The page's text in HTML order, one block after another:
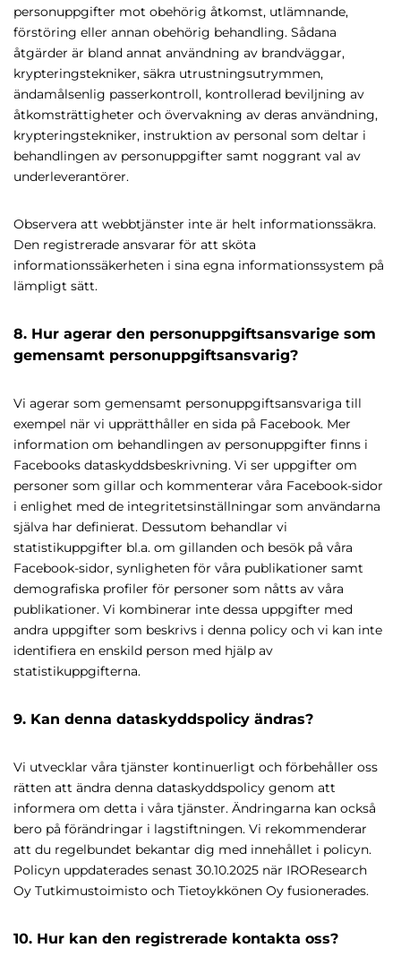
personuppgifter mot obehörig åtkomst, utlämnande,
förstöring eller annan obehörig behandling. Sådana
åtgärder är bland annat användning av brandväggar,
krypteringstekniker, säkra utrustningsutrymmen,
ändamålsenlig passerkontroll, kontrollerad beviljning av
åtkomsträttigheter och övervakning av deras användning,
krypteringstekniker, instruktion av personal som deltar i
behandlingen av personuppgifter samt noggrant val av
underleverantörer.
Observera att webbtjänster inte är helt informationssäkra.
Den registrerade ansvarar för att sköta
informationssäkerheten i sina egna informationssystem på
lämpligt sätt.
8. Hur agerar den personuppgiftsansvarige som
gemensamt personuppgiftsansvarig?
Vi agerar som gemensamt personuppgiftsansvariga till
exempel när vi upprätthåller en sida på Facebook. Mer
information om behandlingen av personuppgifter finns i
Facebooks dataskyddsbeskrivning. Vi ser uppgifter om
personer som gillar och kommenterar våra Facebook-sidor
i enlighet med de integritetsinställningar som användarna
själva har definierat. Dessutom behandlar vi
statistikuppgifter bl.a. om gillanden och besök på våra
Facebook-sidor, synligheten för våra publikationer samt
demografiska profiler för personer som nåtts av våra
publikationer. Vi kombinerar inte dessa uppgifter med
andra uppgifter som beskrivs i denna policy och vi kan inte
identifiera en enskild person med hjälp av
statistikuppgifterna.
9. Kan denna dataskyddspolicy ändras?
Vi utvecklar våra tjänster kontinuerligt och förbehåller oss
rätten att ändra denna dataskyddspolicy genom att
informera om detta i våra tjänster. Ändringarna kan också
bero på förändringar i lagstiftningen. Vi rekommenderar
att du regelbundet bekantar dig med innehållet i policyn.
Policyn uppdaterades senast 30.10.2025 när IROResearch
Oy Tutkimustoimisto och Tietoykkönen Oy fusionerades.
10. Hur kan den registrerade kontakta oss?